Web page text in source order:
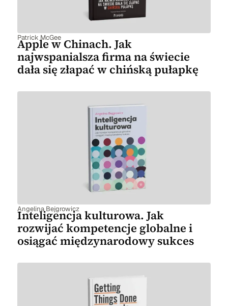
Patrick McGee
Apple w Chinach. Jak
najwspanialsza firma na świecie
dała się złapać w chińską pułapkę
Angelina Bejgrowicz
Inteligencja kulturowa. Jak
rozwijać kompetencje globalne i
osiągać międzynarodowy sukces